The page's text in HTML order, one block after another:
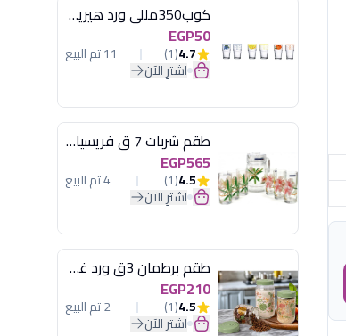
كوب350مللى ورد هيريفين
EGP50
4.7
(1) 11 تم البيع
اشترِ الآن
طقم شربات 7 ق فريسيا لومينارك
EGP565
4.5
(1) 4 تم البيع
اشترِ الآن
طقم برطمان 3ق ورد غطاء مينت جرين هيريفين
EGP210
4.5
(1) 2 تم البيع
اشترِ الآن